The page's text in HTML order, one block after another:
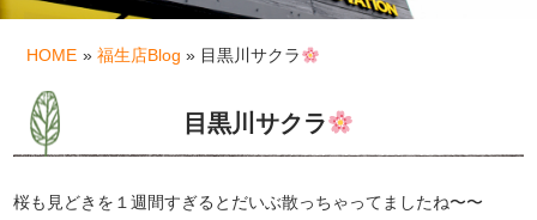
HOME »福生店Blog » 目黒川サクラ
目黒川サクラ
桜も見どきを１週間すぎるとだいぶ散っちゃってましたね〜〜